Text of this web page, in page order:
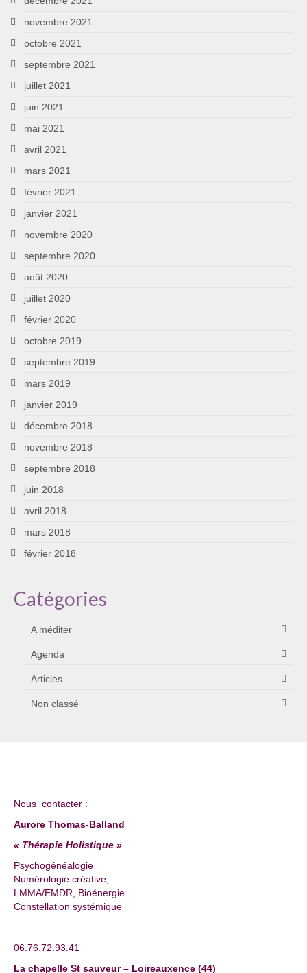
novembre 2021
octobre 2021
septembre 2021
juillet 2021
juin 2021
mai 2021
avril 2021
mars 2021
février 2021
janvier 2021
novembre 2020
septembre 2020
août 2020
juillet 2020
février 2020
octobre 2019
septembre 2019
mars 2019
janvier 2019
décembre 2018
novembre 2018
septembre 2018
juin 2018
avril 2018
mars 2018
février 2018
Catégories
A méditer
Agenda
Articles
Non classé
Nous contacter :
Aurore Thomas-Balland
« Thérapie Holistique »
Psychogénéalogie
Numérologie créative,
LMMA/EMDR, Bioénergie
Constellation systémique
06.76.72.93.41
La chapelle St sauveur – Loireauxence (44)